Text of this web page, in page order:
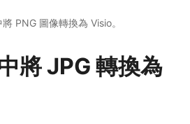
PNG 圖像轉換為 Visio。
將 JPG 轉換為